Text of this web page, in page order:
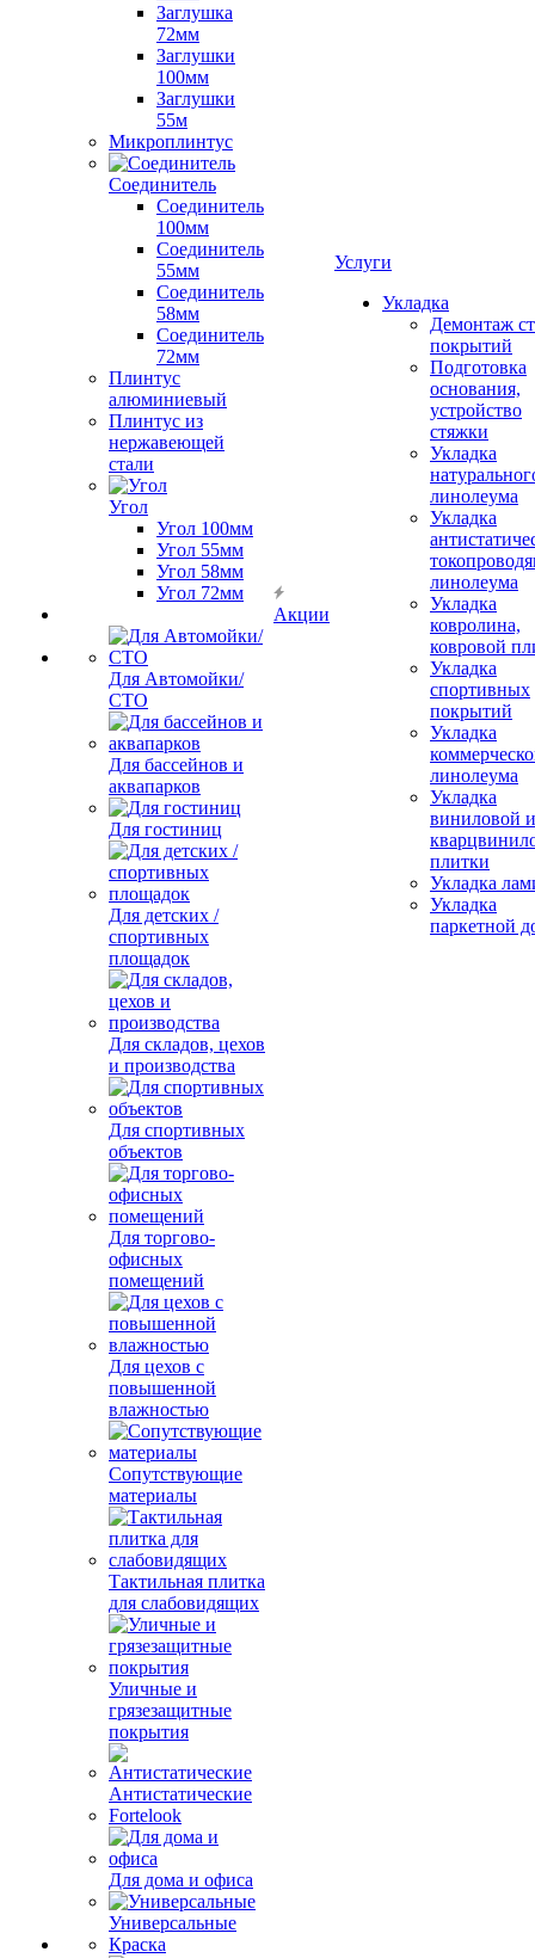
Заглушка
72мм
Заглушки
100мм
Заглушки
55м
Микроплинтус
Соединитель
Соединитель
100мм
Соединитель
55мм
Соединитель
58мм
Соединитель
72мм
Плинтус
алюминиевый
Плинтус из
нержавеющей
стали
Угол
Угол 100мм
Угол 55мм
Угол 58мм
Угол 72мм
Для Автомойки/
СТО
Для бассейнов и
аквапарков
Для гостиниц
Для детских /
спортивных
площадок
Для складов, цехов
и производства
Для спортивных
объектов
Для торгово-
офисных
помещений
Для цехов с
повышенной
влажностью
Сопутствующие
материалы
Тактильная плитка
для слабовидящих
Уличные и
грязезащитные
покрытия
Антистатические
Fortelook
Для дома и офиса
Универсальные
Краска
Акции
Услуги
Укладка
Демонтаж
покрытий
Подготовка
основания,
устройство
стяжки
Укладка
линолеума
Укладка
линолеума
Укладка
ковролина,
ковровой
Укладка
спортивных
покрытий
Укладка
линолеума
Укладка
виниловой и
плитки
Укладка
Укладка
паркетной